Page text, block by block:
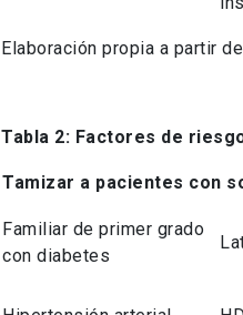
Elaboración propia a partir
Tabla 2: Factores de
Tamizar a pacientes con
Familiar de primer grado
con diabetes